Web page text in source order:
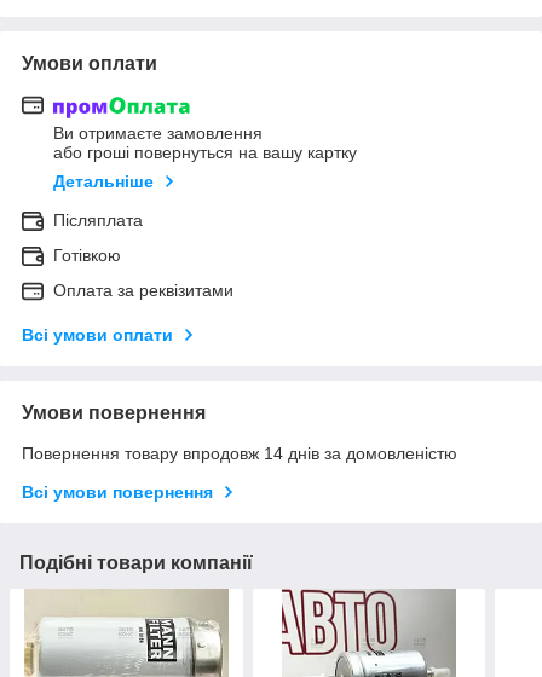
Умови оплати
Ви отримаєте замовлення
або гроші повернуться на вашу картку
Детальніше
Післяплата
Готівкою
Оплата за реквізитами
Всі умови оплати
Умови повернення
Повернення товару впродовж 14 днів за домовленістю
Всі умови повернення
Подібні товари компанії